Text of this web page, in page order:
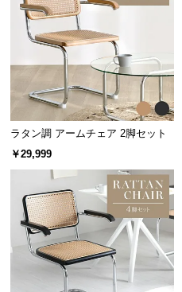
に
つ
い
て
保
証
に
つ
て
会
員
ラタン調 アームチェア 2脚セット
￥29,999